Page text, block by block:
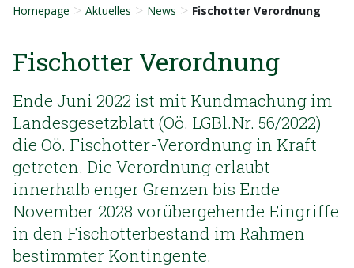
Homepage > Aktuelles > News > Fischotter Verordnung
Fischotter Verordnung
Ende Juni 2022 ist mit Kundmachung im
Landesgesetzblatt (Oö. LGBl.Nr. 56/2022)
die Oö. Fischotter-Verordnung in Kraft
getreten. Die Verordnung erlaubt
innerhalb enger Grenzen bis Ende
November 2028 vorübergehende Eingriffe
in den Fischotterbestand im Rahmen
bestimmter Kontingente.